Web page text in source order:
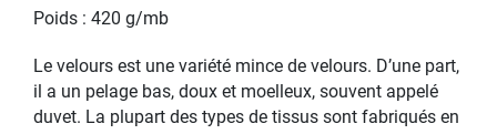
Poids : 420 g/mb
Le velours est une variété mince de velours. D’une part,
il a un pelage bas, doux et moelleux, souvent appelé
duvet. La plupart des types de tissus sont fabriqués en